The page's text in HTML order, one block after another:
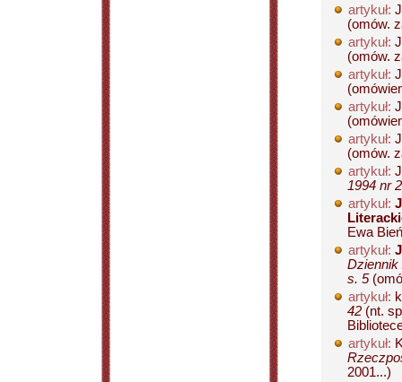
artykuł:
(omów.
artykuł:
(omów.
artykuł:
artykuł:
artykuł:
(omów.
artykuł:
1994 nr
artykuł:
Ewa
artykuł:
Dziennik
s. 5
artykuł:
42 (nt.
artykuł:
2001...)